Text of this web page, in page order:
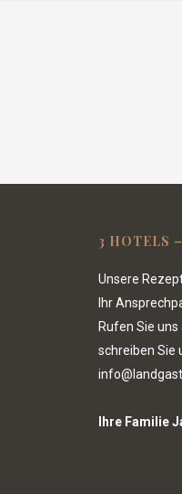
3 HOTELS
Unsere
Ihr
Rufen Sie
schreiben Sie
Ihre Familie